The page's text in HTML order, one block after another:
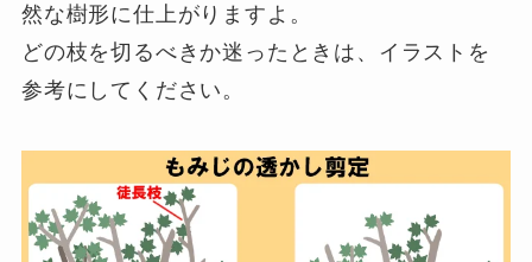
然な樹形に仕上がりますよ。
どの枝を切るべきか迷ったときは、イラストを
参考にしてください。